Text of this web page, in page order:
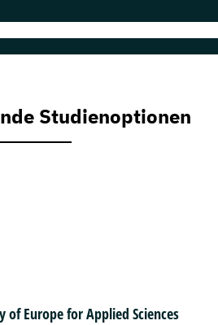
Studienoptionen
of Europe for Applied Sciences